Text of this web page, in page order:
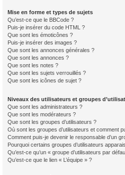
Mise en forme et types de sujets
Qu’est-ce que le BBCode ?
Puis-je insérer du code HTML ?
Que sont les émoticônes ?
Puis-je insérer des images ?
Que sont les annonces générales ?
Que sont les annonces ?
Que sont les notes ?
Que sont les sujets verrouillés ?
Que sont les icônes de sujet ?
Niveaux des utilisateurs et groupes
Que sont les administrateurs ?
Que sont les modérateurs ?
Que sont les groupes d’utilisateurs ?
Où sont les groupes d’utilisateurs et comment
Comment puis-je devenir le responsable d’un
Pourquoi certains groupes d’utilisateurs
Qu’est-ce qu’un « groupe d’utilisateurs par
Qu’est-ce que le lien « L’équipe » ?